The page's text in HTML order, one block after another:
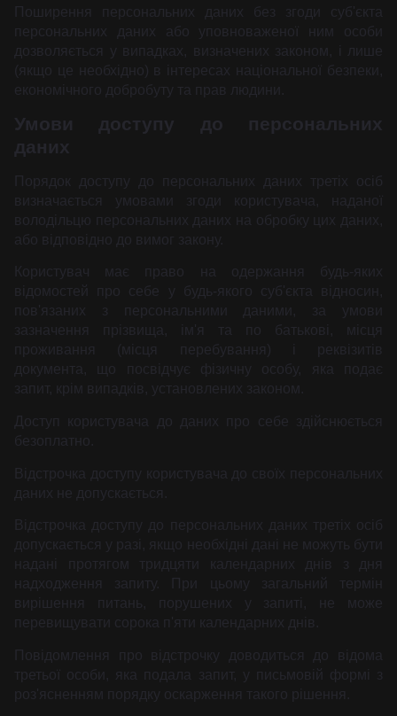
Поширення персональних даних без згоди суб'єкта
персональних даних або уповноваженої ним особи
дозволяється у випадках, визначених законом, і лише
(якщо це необхідно) в інтересах національної безпеки,
економічного добробуту та прав людини.
Умови доступу до персональних
даних
Порядок доступу до персональних даних третіх осіб
визначається умовами згоди користувача, наданої
володільцю персональних даних на обробку цих даних,
або відповідно до вимог закону.
Користувач має право на одержання будь-яких
відомостей про себе у будь-якого суб'єкта відносин,
пов'язаних з персональними даними, за умови
зазначення прізвища, ім'я та по батькові, місця
проживання (місця перебування) і реквізитів
документа, що посвідчує фізичну особу, яка подає
запит, крім випадків, установлених законом.
Доступ користувача до даних про себе здійснюється
безоплатно.
Відстрочка доступу користувача до своїх персональних
даних не допускається.
Відстрочка доступу до персональних даних третіх осіб
допускається у разі, якщо необхідні дані не можуть бути
надані протягом тридцяти календарних днів з дня
надходження запиту. При цьому загальний термін
вирішення питань, порушених у запиті, не може
перевищувати сорока п'яти календарних днів.
Повідомлення про відстрочку доводиться до відома
третьої особи, яка подала запит, у письмовій формі з
роз'ясненням порядку оскарження такого рішення.